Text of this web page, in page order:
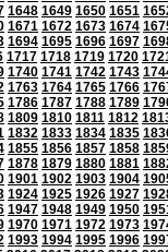
1648 1649 1650 1651
1671 1672 1673 1674
1694 1695 1696 1697
1717 1718 1719 1720
1740 1741 1742 1743
1763 1764 1765 1766
1786 1787 1788 1789
1809 1810 1811 1812
1832 1833 1834 1835
1855 1856 1857 1858
1878 1879 1880 1881
1901 1902 1903 1904
1924 1925 1926 1927
1947 1948 1949 1950
1970 1971 1972 1973
1993 1994 1995 1996